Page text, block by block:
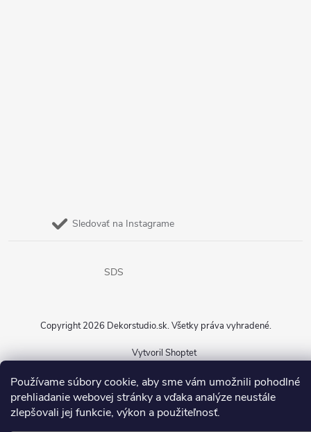
Používame súbory cookie, aby sme vám umožnili pohodlné
prehliadanie webovej stránky a vďaka analýze neustále
zlepšovali jej funkcie, výkon a použiteľnosť.
Sledovať na Instagrame
SDS
Vytvoril Shoptet
Copyright 2026 Dekorstudio.sk. Všetky práva vyhradené.